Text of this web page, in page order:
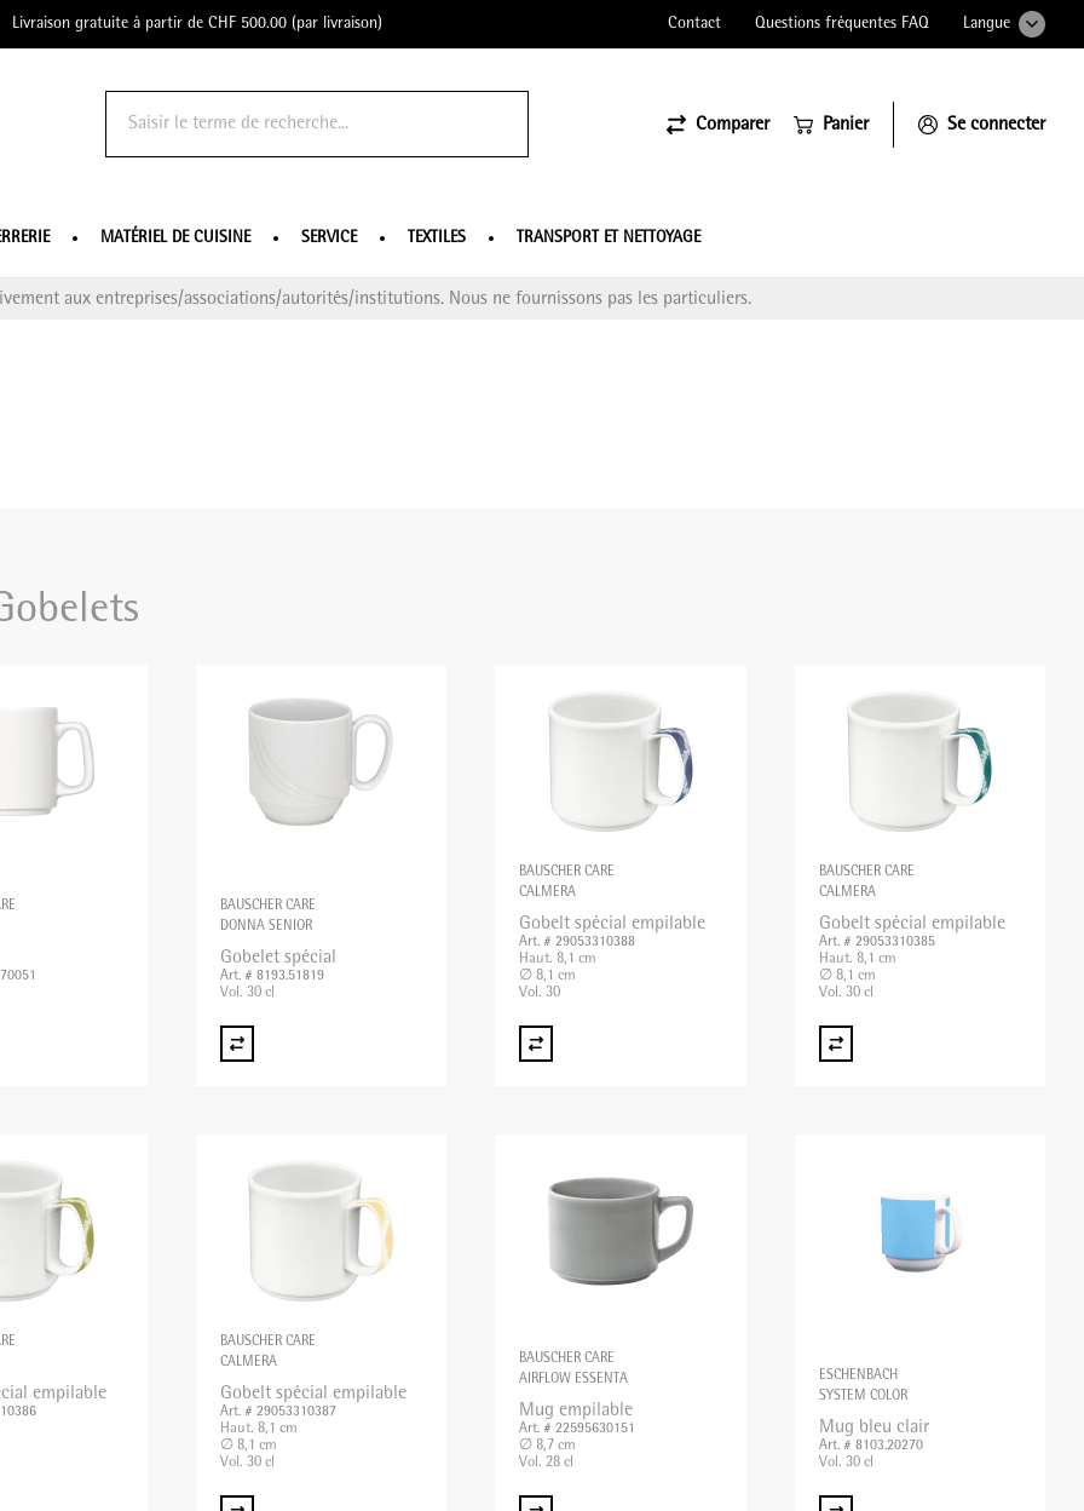
Livraison gratuite à partir de CHF 500.00 (par livraison) Contact Questions fréquentes FAQ Langue
Comparer Panier Se connecter
MATÉRIEL DE CUISINE SERVICE TEXTILES TRANSPORT ET NETTOYAGE
aux entreprises/associations/autorités/institutions. Nous ne fournissons pas les particuliers.
BAUSCHER CARE
DONNA SENIOR
Gobelet spécial
Art. # 8193.51819
Vol. 30 cl
BAUSCHER CARE
CALMERA
Gobelt spécial empilable
Art. # 29053310388
Haut. 8,1 cm
∅ 8,1 cm
Vol. 30
BAUSCHER CARE
CALMERA
Gobelt spécial empilable
Art. # 29053310385
Haut. 8,1 cm
∅ 8,1 cm
Vol. 30 cl
empilable
BAUSCHER CARE
CALMERA
Gobelt spécial empilable
Art. # 29053310387
Haut. 8,1 cm
∅ 8,1 cm
Vol. 30 cl
BAUSCHER CARE
AIRFLOW ESSENTA
Mug empilable
Art. # 22595630151
∅ 8,7 cm
Vol. 28 cl
ESCHENBACH
SYSTEM COLOR
Mug bleu clair
Art. # 8103.20270
Vol. 30 cl